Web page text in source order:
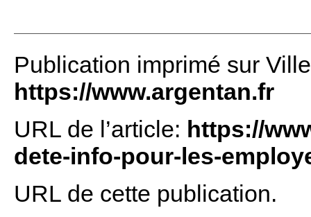
Publication imprimé sur
https://www.argentan.fr
URL de l’article: https://
dete-info-pour-les-
URL de cette publication.